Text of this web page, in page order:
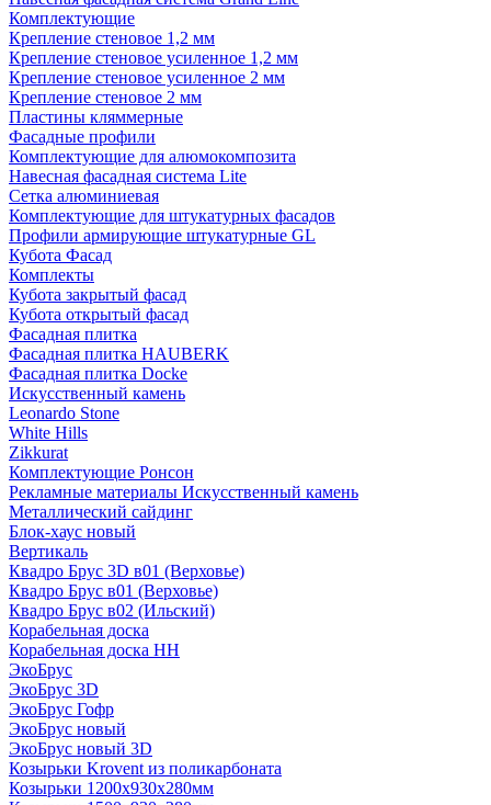
Комплектующие
Крепление стеновое 1,2 мм
Крепление стеновое усиленное 1,2 мм
Крепление стеновое усиленное 2 мм
Крепление стеновое 2 мм
Пластины кляммерные
Фасадные профили
Комплектующие для алюмокомпозита
Навесная фасадная система Lite
Сетка алюминиевая
Комплектующие для штукатурных фасадов
Профили армирующие штукатурные GL
Кубота Фасад
Комплекты
Кубота закрытый фасад
Кубота открытый фасад
Фасадная плитка
Фасадная плитка HAUBERK
Фасадная плитка Docke
Искусственный камень
Leonardo Stone
White Hills
Zikkurat
Комплектующие Ронсон
Рекламные материалы Искусственный камень
Металлический сайдинг
Блок-хаус новый
Вертикаль
Квадро Брус 3D в01 (Верховье)
Квадро Брус в01 (Верховье)
Квадро Брус в02 (Ильский)
Корабельная доска
Корабельная доска НН
ЭкоБрус
ЭкоБрус 3D
ЭкоБрус Гофр
ЭкоБрус новый
ЭкоБрус новый 3D
Козырьки Krovent из поликарбоната
Козырьки 1200х930х280мм